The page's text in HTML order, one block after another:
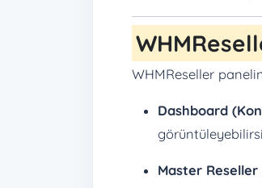
WHMReseller
Dashboard
Master